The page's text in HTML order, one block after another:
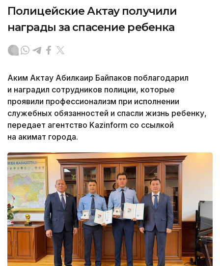
Полицейские Актау получили
награды за спасение ребенка
Аким Актау Абилкаир Байпаков поблагодарил
и наградил сотрудников полиции, которые
проявили профессионализм при исполнении
служебных обязанностей и спасли жизнь ребенку,
передает агентство Kazinform со ссылкой
на акимат города.